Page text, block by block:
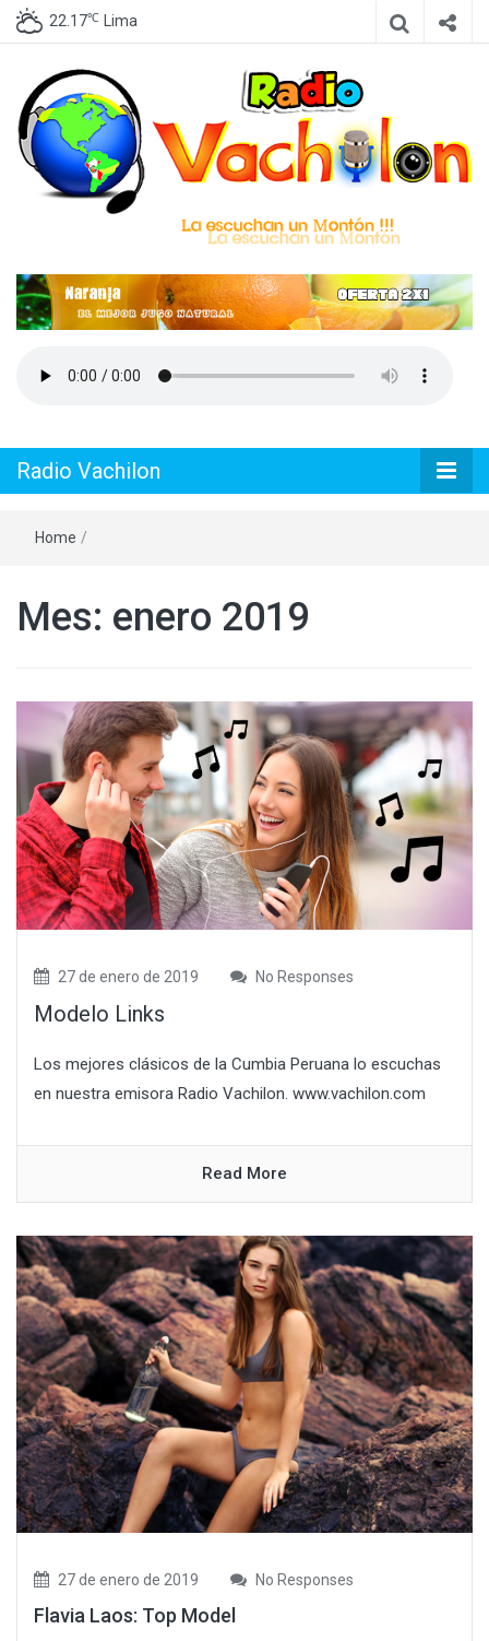
22.17℃ Lima
Radio
Vachilon
Radio Vachilon
Home /
Mes: enero 2019
27 de enero de 2019 No Responses
Modelo Links
Los mejores clásicos de la Cumbia Peruana lo escuchas
en nuestra emisora Radio Vachilon. www.vachilon.com
Read More
27 de enero de 2019 No Responses
Flavia Laos: Top Model